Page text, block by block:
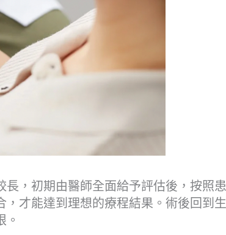
，初期由醫師全面給予評估後，按照患
才能達到理想的療程結果。術後回到生